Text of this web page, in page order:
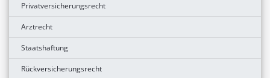
Privatversicherungsrecht
Arztrecht
Staatshaftung
Rückversicherungsrecht